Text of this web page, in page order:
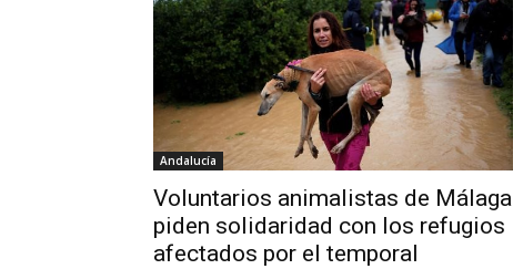
Andalucía
Voluntarios animalistas de Málaga
piden solidaridad con los refugios
afectados por el temporal